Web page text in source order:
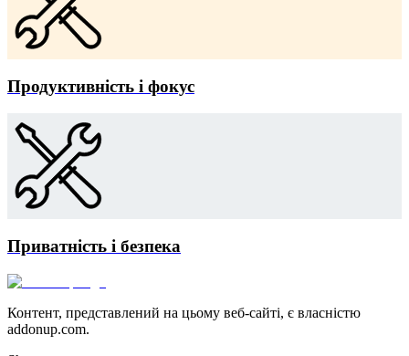
Продуктивність і фокус
Приватність і безпека
Контент, представлений на цьому веб-сайті, є власністю
addonup.com.